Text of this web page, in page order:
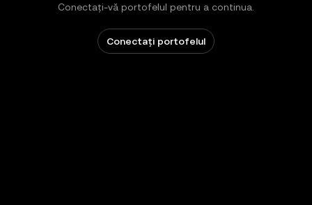
Conectați-vă portofelul pentru a continua.
Conectați portofelul